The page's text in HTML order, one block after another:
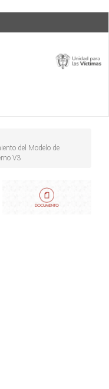
del Modelo de
V3